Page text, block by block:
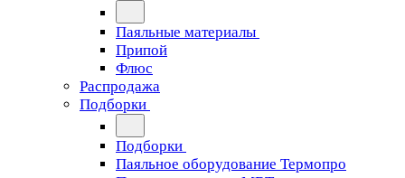
Паяльные материалы
Припой
Флюс
Распродажа
Подборки
Подборки
Паяльное оборудование Термопро